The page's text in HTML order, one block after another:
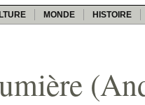
MONDE HISTOIRE